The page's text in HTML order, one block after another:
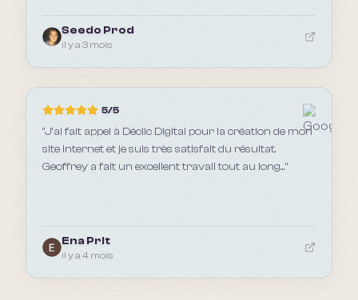
Seedo Prod
il y a 3 mois
5/5
"J’ai fait appel à Déclic Digital pour la création de mon
site internet et je suis très satisfait du résultat.
Geoffrey a fait un excellent travail tout au long..."
Ena Prlt
il y a 4 mois